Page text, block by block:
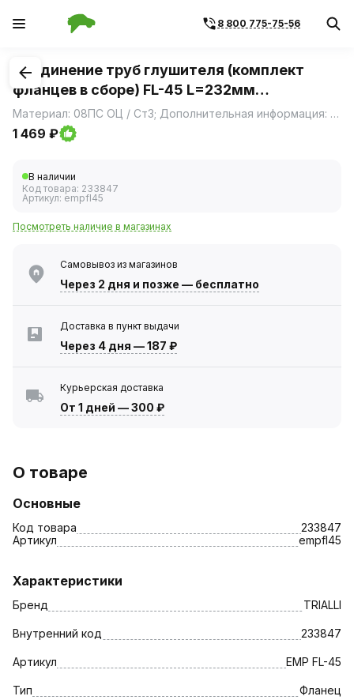
8 800 775-75-56
1/2
Соединение труб глушителя (комплект
фланцев в сборе) FL-45 L=232мм
(алюминизированная сталь) TRIALLI
Материал: 08ПС ОЦ / Ст3; Дополнительная информация: Этикетка изделия может отличаться от представленной на фото; Диаметр, мм: 45; Длина изделия, мм: 232; Толщина стенок, мм: 1,5
1 469 ₽
В наличии
Код товара: 233847
Артикул: empfl45
Посмотреть наличие в магазинах
Самовывоз из магазинов
Через 2 дня и позже — бесплатно
Доставка в пункт выдачи
Через 4 дня —187 ₽
Курьерская доставка
От 1 дней —300 ₽
О товаре
Основные
Код товара
233847
Артикул
empfl45
Характеристики
Бренд TRIALLI
Внутренний код 233847
Артикул EMP FL-45
Тип Фланец